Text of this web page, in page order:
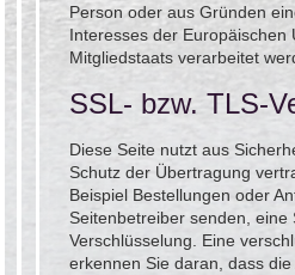
Person oder aus Gründen
Interesses der Europäischen
Mitgliedstaats verarbeitet
SSL- bzw. TLS-
Diese Seite nutzt aus
Schutz der Übertragung
Beispiel Bestellungen oder
Seitenbetreiber senden, eine
Verschlüsselung. Eine
erkennen Sie daran, dass